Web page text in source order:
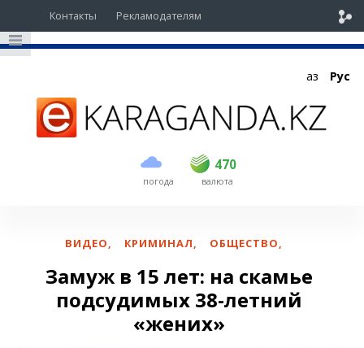
Контакты Рекламодателям
Қаз Рус
погода
470
USD 468.5 470
EUR валюта
ВИДЕО, КРИМИНАЛ, ОБЩЕСТВО,
Замуж в 15 лет: на скамье
подсудимых 38-летний
«жених»